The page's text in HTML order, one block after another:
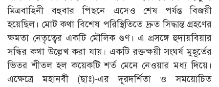
মিত্রবাহিনী বহুবার পিছনে এসেও শেষ পর্যন্ত বিজয়ী
হয়েছিল। মোট কথা বিশেষ পরিস্থিতিতে দ্রুত সিদ্ধান্ত গ্রহণের
ক্ষমতা নেতৃত্বের একটি মৌলিক গুণ। এ প্রসঙ্গে হুদায়বিয়ার
সন্ধির কথা উল্লেখ করা যায়। একটি রক্তক্ষয়ী সংঘর্ষ মুহূর্তের
ভিতর শীতল হল কয়েকটি শর্ত মেনে নেওয়ার মধ্য দিয়ে।
এক্ষেত্রে মহানবী (ছাঃ)-এর দূরদর্শিতা ও সময়োচিত